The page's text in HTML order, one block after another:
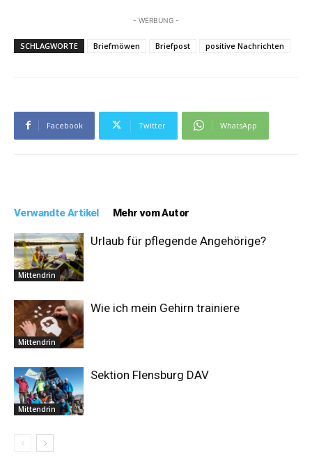
- WERBUNG -
SCHLAGWORTE Briefmöwen Briefpost positive Nachrichten
Facebook Twitter WhatsApp
Verwandte Artikel Mehr vom Autor
Mittendrin
Urlaub für pflegende Angehörige?
Mittendrin
Wie ich mein Gehirn trainiere
Mittendrin
Sektion Flensburg DAV